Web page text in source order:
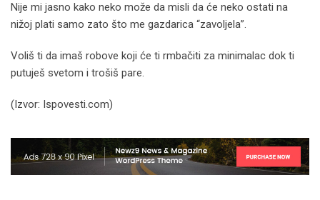
Nije mi jasno kako neko može da misli da će neko ostati na
nižoj plati samo zato što me gazdarica “zavoljela”.
Voliš ti da imaš robove koji će ti rmbačiti za minimalac dok ti
putuješ svetom i trošiš pare.
(Izvor: Ispovesti.com)